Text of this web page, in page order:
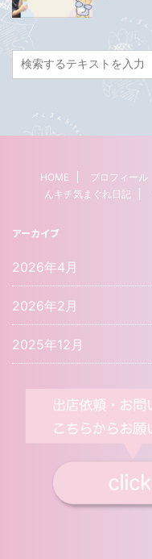
HOME プロフィール
んキチ気まぐれ日記
アーカイブ
2026年4月
2026年2月
2025年12月